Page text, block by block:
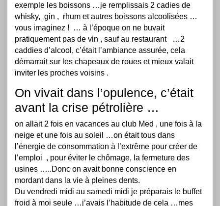
exemple les boissons …je remplissais 2 cadies de
whisky, gin , rhum et autres boissons alcoolisées …
vous imaginez ! … à l’époque on ne buvait
pratiquement pas de vin , sauf au restaurant …2
caddies d’alcool, c’était l’ambiance assurée, cela
démarrait sur les chapeaux de roues et mieux valait
inviter les proches voisins .
On vivait dans l’opulence, c’était
avant la crise pétrolière …
on allait 2 fois en vacances au club Med , une fois à la
neige et une fois au soleil …on était tous dans
l’énergie de consommation à l’extrême pour créer de
l’emploi , pour éviter le chômage, la fermeture des
usines …..Donc on avait bonne conscience en
mordant dans la vie à pleines dents.
Du vendredi midi au samedi midi je préparais le buffet
froid à moi seule …j’avais l’habitude de cela …mes